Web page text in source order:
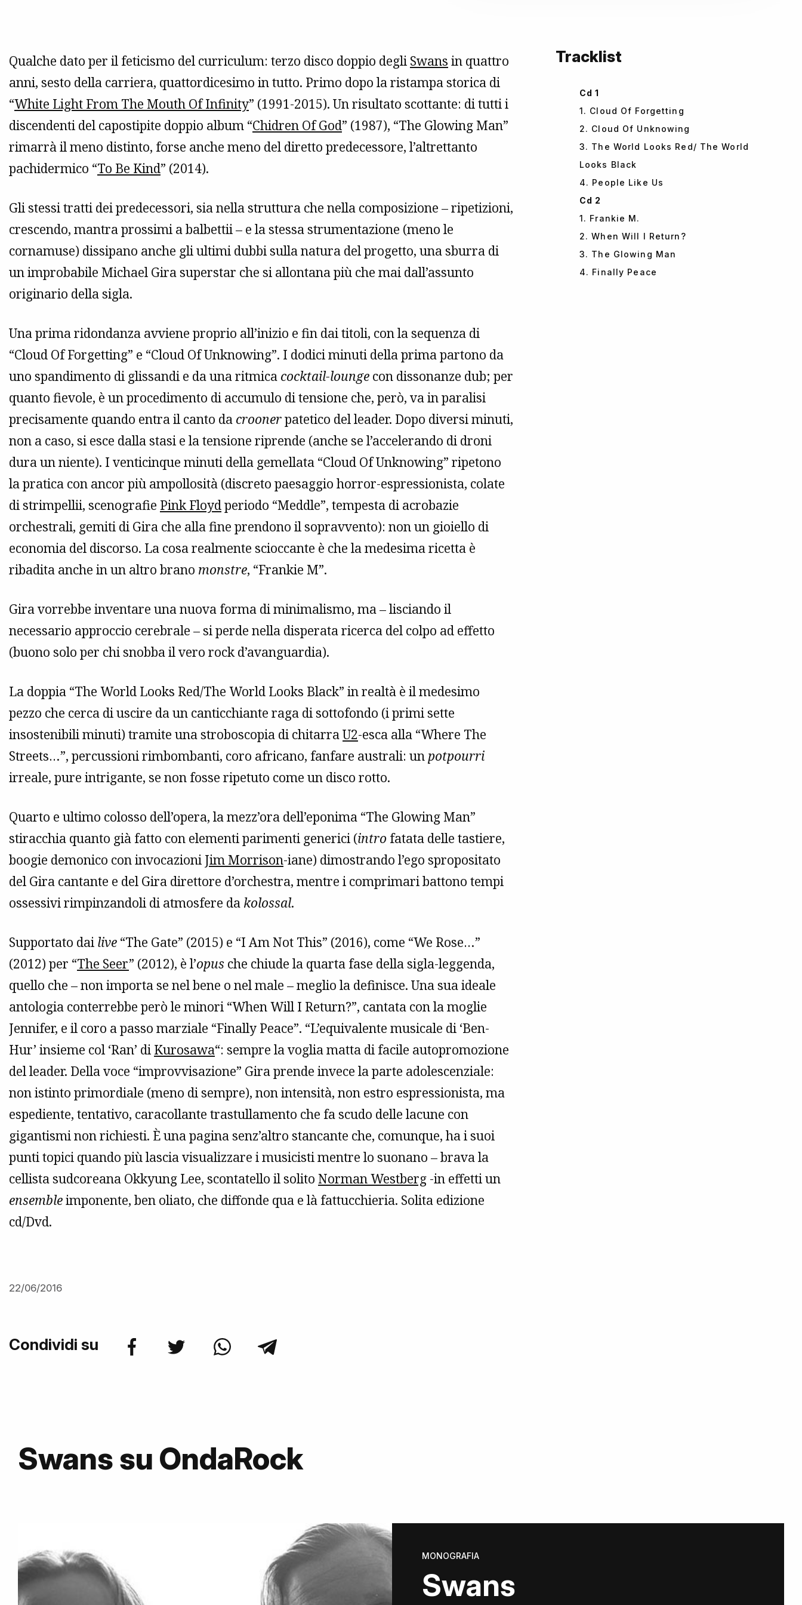
Qualche dato per il feticismo del curriculum: terzo disco doppio degli Swans in quattro
anni, sesto della carriera, quattordicesimo in tutto. Primo dopo la ristampa storica di
“White Light From The Mouth Of Infinity” (1991-2015). Un risultato scottante: di tutti i
discendenti del capostipite doppio album “Chidren Of God” (1987), “The Glowing Man”
rimarrà il meno distinto, forse anche meno del diretto predecessore, l’altrettanto
pachidermico “To Be Kind” (2014).
Gli stessi tratti dei predecessori, sia nella struttura che nella composizione – ripetizioni,
crescendo, mantra prossimi a balbettii – e la stessa strumentazione (meno le
cornamuse) dissipano anche gli ultimi dubbi sulla natura del progetto, una sburra di
un improbabile Michael Gira superstar che si allontana più che mai dall’assunto
originario della sigla.
Una prima ridondanza avviene proprio all’inizio e fin dai titoli, con la sequenza di
“Cloud Of Forgetting” e “Cloud Of Unknowing”. I dodici minuti della prima partono da
uno spandimento di glissandi e da una ritmica cocktail-lounge con dissonanze dub; per
quanto fievole, è un procedimento di accumulo di tensione che, però, va in paralisi
precisamente quando entra il canto da croonerpatetico del leader. Dopo diversi minuti,
non a caso, si esce dalla stasi e la tensione riprende (anche se l’accelerando di droni
dura un niente). I venticinque minuti della gemellata “Cloud Of Unknowing” ripetono
la pratica con ancor più ampollosità (discreto paesaggio horror-espressionista, colate
di strimpellii, scenografie Pink Floydperiodo “Meddle”, tempesta di acrobazie
orchestrali, gemiti di Gira che alla fine prendono il sopravvento): non un gioiello di
economia del discorso. La cosa realmente scioccante è che la medesima ricetta è
ribadita anche in un altro brano monstre, “Frankie M”.
Gira vorrebbe inventare una nuova forma di minimalismo, ma – lisciando il
necessario approccio cerebrale – si perde nella disperata ricerca del colpo ad effetto
(buono solo per chi snobba il vero rock d’avanguardia).
La doppia “The World Looks Red/The World Looks Black” in realtà è il medesimo
pezzo che cerca di uscire da un canticchiante raga di sottofondo (i primi sette
insostenibili minuti) tramite una stroboscopia di chitarraU2-esca alla “Where The
Streets…”, percussioni rimbombanti, coro africano, fanfare australi: un potpourri
irreale, pure intrigante, se non fosse ripetuto come un disco rotto.
Quarto e ultimo colosso dell’opera, la mezz’ora dell’eponima “The Glowing Man”
stiracchia quanto già fatto con elementi parimenti generici (intro fatata delle tastiere,
boogie demonico con invocazioni Jim Morrison-iane) dimostrando l’ego spropositato
del Gira cantante e del Gira direttore d’orchestra, mentre i comprimari battono tempi
ossessivi rimpinzandoli di atmosfere da kolossal.
Supportato dai live “The Gate” (2015) e “I Am Not This” (2016), come “We Rose…”
(2012) per “The Seer” (2012), è l’opus che chiude la quarta fase della sigla-leggenda,
quello che – non importa se nel bene o nel male – meglio la definisce. Una sua ideale
antologia conterrebbe però le minori “When Will I Return?”, cantata con la moglie
Jennifer, e il coro a passo marziale “Finally Peace”. “L’equivalente musicale di ‘Ben-
Hur’ insieme col ‘Ran’ di Kurosawa“: sempre la voglia matta di facile autopromozione
del leader. Della voce “improvvisazione” Gira prende invece la parte adolescenziale:
non istinto primordiale (meno di sempre), non intensità, non estro espressionista, ma
espediente, tentativo, caracollante trastullamento che fa scudo delle lacune con
gigantismi non richiesti. È una pagina senz’altro stancante che, comunque, ha i suoi
punti topici quando più lascia visualizzare i musicisti mentre lo suonano – brava la
cellista sudcoreana Okkyung Lee, scontatello il solito Norman Westberg -in effetti un
ensembleimponente, ben oliato, che diffonde qua e là fattucchieria. Solita edizione
cd/Dvd.
22/06/2016
Condividi su
Tracklist
Cd 1
1. Cloud Of Forgetting
2. Cloud Of Unknowing
3. The World Looks Red/ The World
Looks Black
4. People Like Us
Cd 2
1. Frankie M.
2. When Will I Return?
3. The Glowing Man
4. Finally Peace
Swans su OndaRock
MONOGRAFIA
Swans